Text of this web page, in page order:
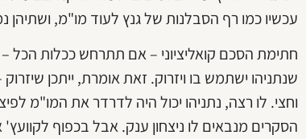
עכשיו כמו רף הסבלנות של גנץ לעוד מו"מ, ושתיהן
חתימת הסכם קואליציוני – אם תתרחש ככלות הכל –
שנתניהו ישתמש בו ויזרוק. זאת אומרת, ייתכן
הסקרים מנבאים לו ניצחון ענק. אבל בכפוף